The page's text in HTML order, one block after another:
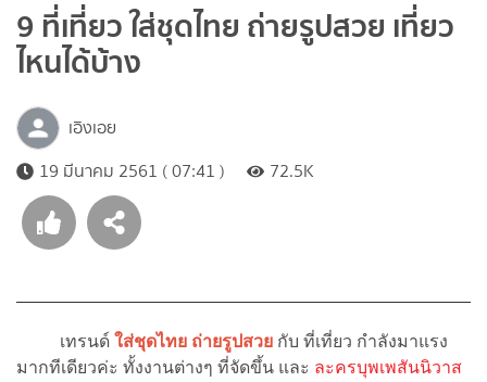
9 ที่เที่ยว ใส่ชุดไทย ถ่ายรูปสวย เที่ยว
ไหนได้บ้าง
เอิงเอย
19 มีนาคม 2561 ( 07:41 )
72.5K
เทรนด์ ใส่ชุดไทย ถ่ายรูปสวย กับ ที่เที่ยว กำลังมาแรง
มากทีเดียวค่ะ ทั้งงานต่างๆ ที่จัดขึ้น และ ละครบุพเพสันนิวาส